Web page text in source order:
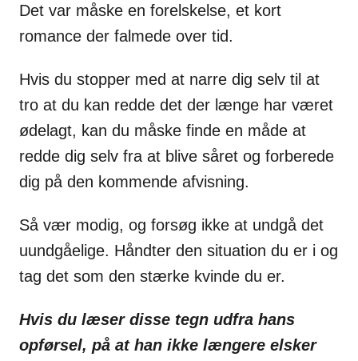
Det var måske en forelskelse, et kort
romance der falmede over tid.
Hvis du stopper med at narre dig selv til at
tro at du kan redde det der længe har været
ødelagt, kan du måske finde en måde at
redde dig selv fra at blive såret og forberede
dig på den kommende afvisning.
Så vær modig, og forsøg ikke at undgå det
uundgåelige. Håndter den situation du er i og
tag det som den stærke kvinde du er.
Hvis du læser disse tegn udfra hans
opførsel, på at han ikke længere elsker